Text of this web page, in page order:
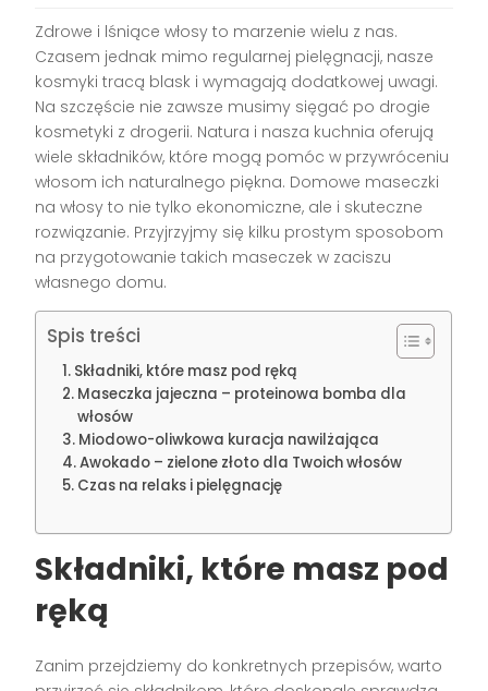
Zdrowe i lśniące włosy to marzenie wielu z nas.
Czasem jednak mimo regularnej pielęgnacji, nasze
kosmyki tracą blask i wymagają dodatkowej uwagi.
Na szczęście nie zawsze musimy sięgać po drogie
kosmetyki z drogerii. Natura i nasza kuchnia oferują
wiele składników, które mogą pomóc w przywróceniu
włosom ich naturalnego piękna. Domowe maseczki
na włosy to nie tylko ekonomiczne, ale i skuteczne
rozwiązanie. Przyjrzyjmy się kilku prostym sposobom
na przygotowanie takich maseczek w zaciszu
własnego domu.
Spis treści
Składniki, które masz pod ręką
Maseczka jajeczna – proteinowa bomba dla
włosów
Miodowo-oliwkowa kuracja nawilżająca
Awokado – zielone złoto dla Twoich włosów
Czas na relaks i pielęgnację
Składniki, które masz pod
ręką
Zanim przejdziemy do konkretnych przepisów, warto